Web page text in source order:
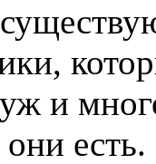
и
есть.